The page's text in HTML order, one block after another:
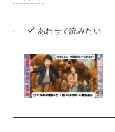
あわせて読みたい